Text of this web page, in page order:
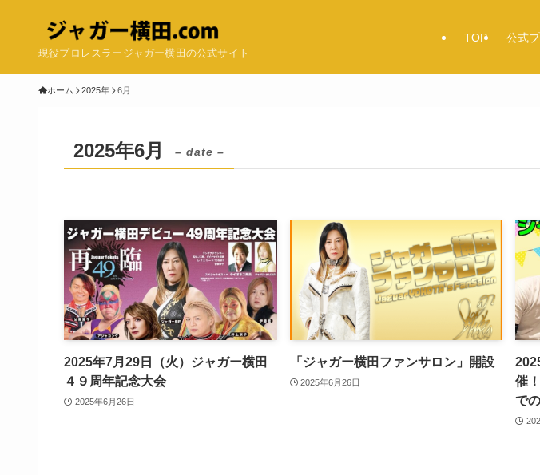
現役プロレスラージャガー横田の公式サイト
TOP 公式
ホーム 2025年 6月
2025年6月 – date –
2025年7月29日（火）ジャガー横田
４９周年記念大会
2025年6月26日
「ジャガー横田ファンサロン」開設
2025年6月26日
催
で